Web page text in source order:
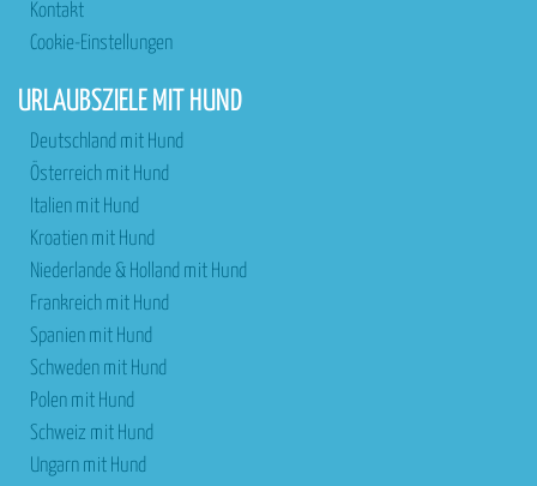
Kontakt
Cookie-Einstellungen
URLAUBSZIELE MIT HUND
Deutschland mit Hund
Österreich mit Hund
Italien mit Hund
Kroatien mit Hund
Niederlande & Holland mit Hund
Frankreich mit Hund
Spanien mit Hund
Schweden mit Hund
Polen mit Hund
Schweiz mit Hund
Ungarn mit Hund